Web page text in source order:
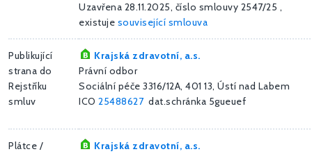
Uzavřena 28.11.2025, číslo smlouvy 2547/25 ,
existuje související smlouva
Publikující
strana do
Rejstříku
smluv
Krajská zdravotní, a.s.
Právní odbor
Sociální péče 3316/12A, 401 13, Ústí nad Labem
ICO 25488627dat.schránka 5gueuef
Plátce /
Krajská zdravotní, a.s.